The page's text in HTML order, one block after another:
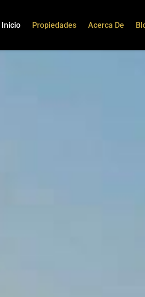
Inicio Propiedades Acerca De